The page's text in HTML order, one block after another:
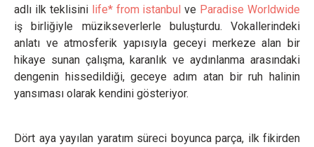
adlı ilk teklisini life* from istanbul ve Paradise Worldwide
iş birliğiyle müzikseverlerle buluşturdu. Vokallerindeki
anlatı ve atmosferik yapısıyla geceyi merkeze alan bir
hikaye sunan çalışma, karanlık ve aydınlanma arasındaki
dengenin hissedildiği, geceye adım atan bir ruh halinin
yansıması olarak kendini gösteriyor.
Dört aya yayılan yaratım süreci boyunca parça, ilk fikirden